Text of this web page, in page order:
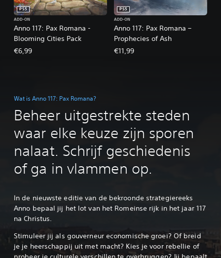
Anno 117: Pax Romana -
Blooming Cities Pack
PS5
ADD-ON
€6,99
Anno 117: Pax Romana –
Prophecies of Ash
PS5
ADD-ON
€11,99
Wat is Anno 117: Pax Romana?
Beheer uitgestrekte steden
waar elke keuze zijn sporen
nalaat. Schrijf geschiedenis
of ga in vlammen op.
In de nieuwste editie van de bekroonde strategiereeks
Anno bepaal jij het lot van het Romeinse rijk in het jaar 117
na Christus.‎
Stimuleer jij als gouverneur economische groei? Of breid
je je heerschappij uit met macht? Kies je voor rebellie of